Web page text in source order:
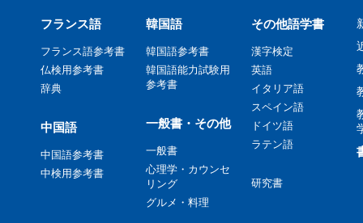
フランス語
フランス語参考書
仏検用参考書
辞典
中国語
中国語参考書
中検用参考書
韓国語
韓国語参考書
韓国語能力試験用
参考書
一般書・その他
一般書
心理学・カウンセ
リング
グルメ・料理
その他語学書
漢字検定
英語
イタリア語
スペイン語
ドイツ語
ラテン語
研究書